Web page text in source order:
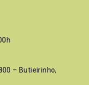
– Butieirinho,